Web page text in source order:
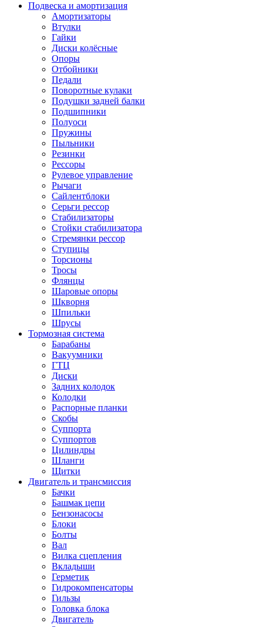
Подвеска и амортизация
Амортизаторы
Втулки
Гайки
Диски колёсные
Опоры
Отбойники
Педали
Поворотные кулаки
Подушки задней балки
Подшипники
Полуоси
Пружины
Пыльники
Резинки
Рессоры
Рулевое управление
Рычаги
Сайлентблоки
Серьги рессор
Стабилизаторы
Стойки стабилизатора
Стремянки рессор
Ступицы
Торсионы
Тросы
Флянцы
Шаровые опоры
Шкворня
Шпильки
Шрусы
Тормозная система
Барабаны
Вакуумники
ГТЦ
Диски
Задних колодок
Колодки
Распорные планки
Скобы
Суппорта
Суппортов
Цилиндры
Шланги
Щитки
Двигатель и трансмиссия
Бачки
Башмак цепи
Бензонасосы
Блоки
Болты
Вал
Вилка сцепления
Вкладыши
Герметик
Гидрокомпенсаторы
Гильзы
Головка блока
Двигатель